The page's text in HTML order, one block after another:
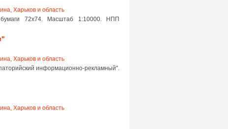
Харьков и область
72х74. Масштаб 1:10000. НПП
Харьков и область
информационно-рекламный".
Харьков и область